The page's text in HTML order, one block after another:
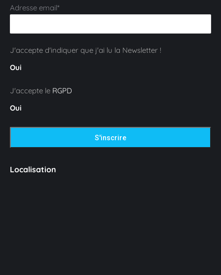
Adresse email*
J'accepte d'indiquer que j'ai lu la Newsletter !
Oui
J'accepte le RGPD
Oui
Localisation